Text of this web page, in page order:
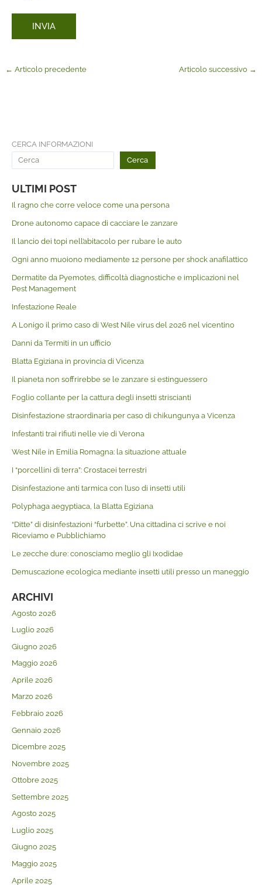
← Articolo precedente Articolo successivo →
CERCA INFORMAZIONI
Cerca
ULTIMI POST
Il ragno che corre veloce come una persona
Drone autonomo capace di cacciare le zanzare
Il lancio dei topi nell’abitacolo per rubare le auto
Ogni anno muoiono mediamente 12 persone per shock anafilattico
Dermatite da Pyemotes, difficoltà diagnostiche e implicazioni nel
Pest Management
Infestazione Reale
A Lonigo il primo caso di West Nile virus del 2026 nel vicentino
Danni da Termiti in un ufficio
Blatta Egiziana in provincia di Vicenza
Il pianeta non soffrirebbe se le zanzare si estinguessero
Foglio collante per la cattura degli insetti striscianti
Disinfestazione straordinaria per caso di chikungunya a Vicenza
Infestanti trai rifiuti nelle vie di Verona
West Nile in Emilia Romagna: la situazione attuale
I “porcellini di terra”: Crostacei terrestri
Disinfestazione anti tarmica con l’uso di insetti utili
Polyphaga aegyptiaca, la Blatta Egiziana
“Ditte” di disinfestazioni “furbette”. Una cittadina ci scrive e noi
Riceviamo e Pubblichiamo
Le zecche dure: conosciamo meglio gli Ixodidae
Demuscazione ecologica mediante insetti utili presso un maneggio
ARCHIVI
Agosto 2026
Luglio 2026
Giugno 2026
Maggio 2026
Aprile 2026
Marzo 2026
Febbraio 2026
Gennaio 2026
Dicembre 2025
Novembre 2025
Ottobre 2025
Settembre 2025
Agosto 2025
Luglio 2025
Giugno 2025
Maggio 2025
Aprile 2025